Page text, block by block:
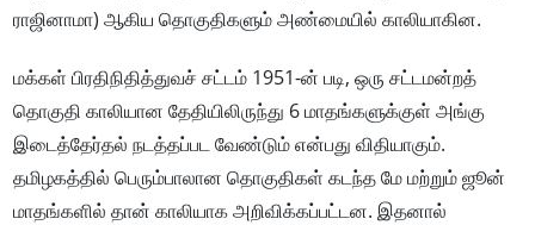
ராஜினாமா) ஆகிய தொகுதிகளும் அண்மையில் காலியாகின.
மக்கள் பிரதிநிதித்துவச் சட்டம் 1951-ன் படி, ஒரு சட்டமன்றத்
தொகுதி காலியான தேதியிலிருந்து 6 மாதங்களுக்குள் அங்கு
இடைத்தேர்தல் நடத்தப்பட வேண்டும் என்பது விதியாகும்.
தமிழகத்தில் பெரும்பாலான தொகுதிகள் கடந்த மே மற்றும் ஜூன்
மாதங்களில் தான் காலியாக அறிவிக்கப்பட்டன. இதனால்